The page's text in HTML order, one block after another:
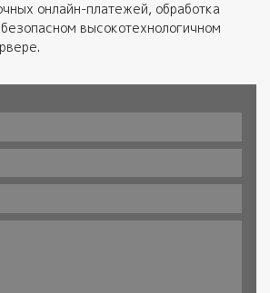
онлайн-платежей, обработка
высокотехнологичном